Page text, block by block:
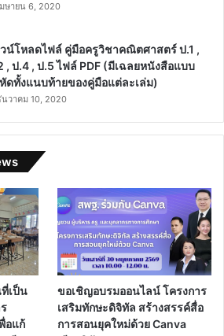
มษายน 6, 2020
น์โหลดไฟล์ คู่มือครูวิชาคณิตศาสตร์ ป.1 ,
, ป.4 , ป.5 ไฟล์ PDF (มีเฉลยหนังสือแบบ
ดทั้งแนบท้ายของคู่มือแต่ละเล่ม)
นวาคม 10, 2020
เป็น
อแก้
ขอเชิญอบรมออนไลน์ โครงการ
เสริมทักษะดิจิทัล สร้างสรรค์สื่อ
การสอนยุคใหม่ด้วย Canva